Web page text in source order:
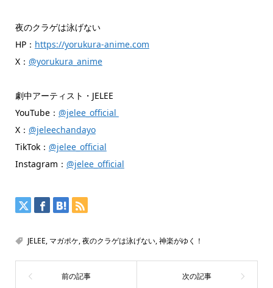
夜のクラゲは泳げない
HP： https://yorukura-anime.com
X： @yorukura_anime
劇中アーティスト・JELEE
YouTube： @jelee_official
X： @jeleechandayo
TikTok： @jelee_official
Instagram： @jelee_official
JELEE, マガポケ,夜のクラゲは泳げない,神楽がゆく！